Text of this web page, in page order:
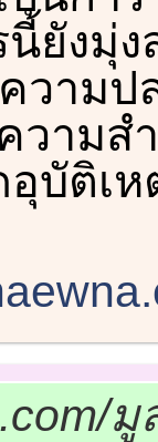
นี้ยังมุ่
วาม
วาม
บัติเ